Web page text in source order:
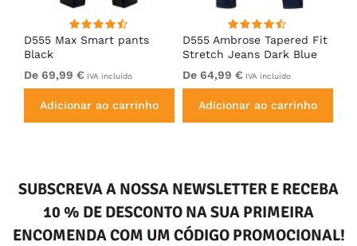
D555 Max Smart pants
Black
De 69,99 € IVA incluído
Adicionar ao carrinho
D555 Ambrose Tapered Fit
Stretch Jeans Dark Blue
De 64,99 € IVA incluído
Adicionar ao carrinho
SUBSCREVA A NOSSA NEWSLETTER E RECEBA
10 % DE DESCONTO NA SUA PRIMEIRA
ENCOMENDA COM UM CÓDIGO PROMOCIONAL!